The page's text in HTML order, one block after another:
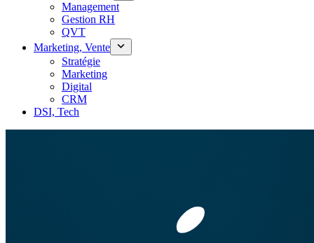
Management
Gestion RH
QVT
Marketing, Vente
Stratégie
Marketing
Digital
CRM
DSI, Tech